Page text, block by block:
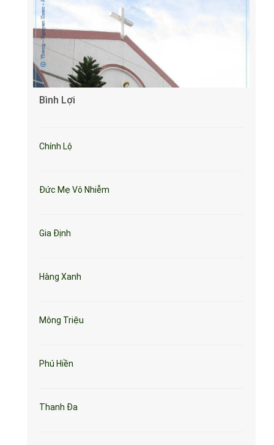
Bình Lợi
Chính Lộ
Đức Mẹ Vô Nhiễm
Gia Định
Hàng Xanh
Mông Triệu
Phú Hiền
Thanh Đa